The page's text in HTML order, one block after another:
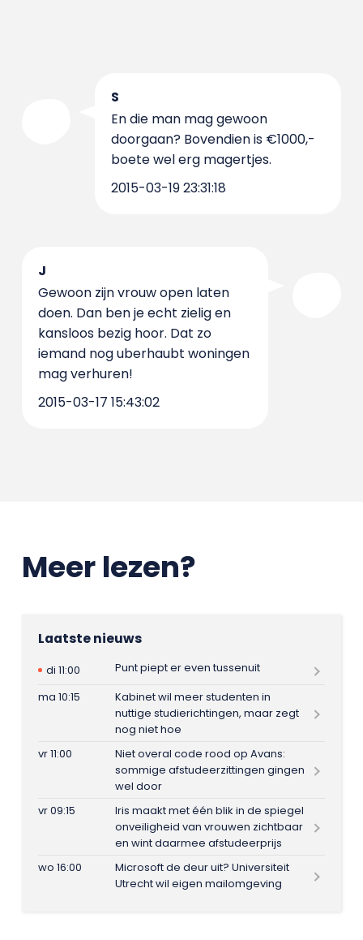
S
En die man mag gewoon
doorgaan? Bovendien is €1000,-
boete wel erg magertjes.
2015-03-19 23:31:18
J
Gewoon zijn vrouw open laten
doen. Dan ben je echt zielig en
kansloos bezig hoor. Dat zo
iemand nog uberhaubt woningen
mag verhuren!
2015-03-17 15:43:02
Meer lezen?
Laatste nieuws
di 11:00
Punt piept er even tussenuit
ma 10:15
Kabinet wil meer studenten in
nuttige studierichtingen, maar zegt
nog niet hoe
vr 11:00
Niet overal code rood op Avans:
sommige afstudeerzittingen gingen
wel door
vr 09:15
Iris maakt met één blik in de spiegel
onveiligheid van vrouwen zichtbaar
en wint daarmee afstudeerprijs
wo 16:00
Microsoft de deur uit? Universiteit
Utrecht wil eigen mailomgeving